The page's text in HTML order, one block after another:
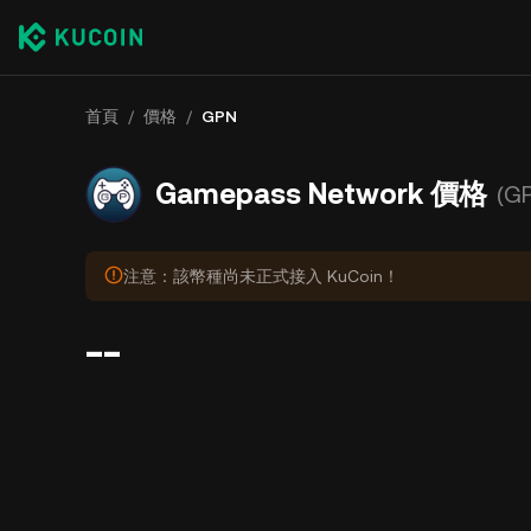
首頁 / 價格 / GPN
Gamepass Network 價格
注意：該幣種尚未正式接入 KuCoin！
--